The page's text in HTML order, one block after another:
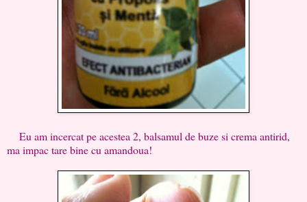
Eu am incercat pe acestea 2, balsamul de buze si crema antirid,
ma impac tare bine cu amandoua!